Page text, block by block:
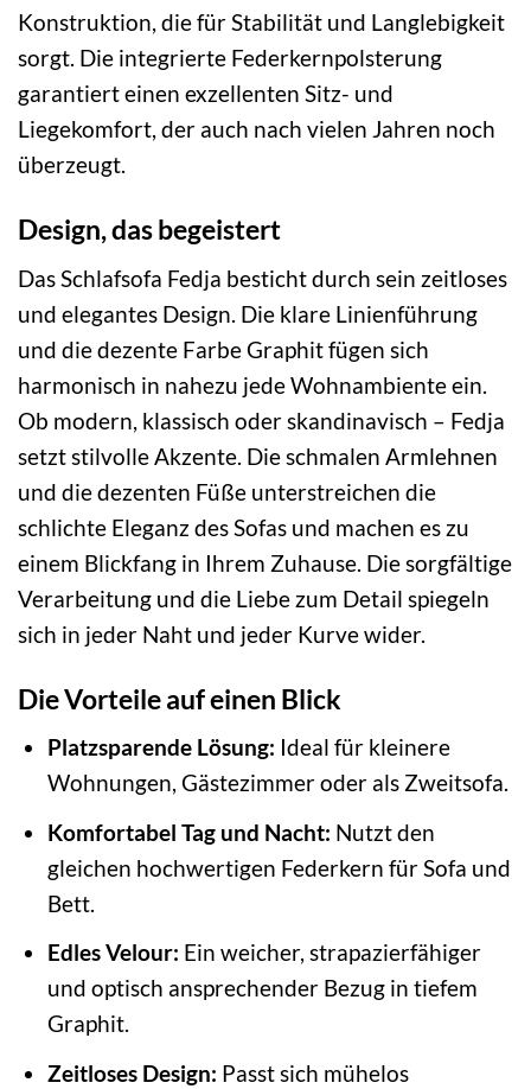
Konstruktion, die für Stabilität und Langlebigkeit
sorgt. Die integrierte Federkernpolsterung
garantiert einen exzellenten Sitz- und
Liegekomfort, der auch nach vielen Jahren noch
überzeugt.
Design, das begeistert
Das Schlafsofa Fedja besticht durch sein zeitloses
und elegantes Design. Die klare Linienführung
und die dezente Farbe Graphit fügen sich
harmonisch in nahezu jede Wohnambiente ein.
Ob modern, klassisch oder skandinavisch – Fedja
setzt stilvolle Akzente. Die schmalen Armlehnen
und die dezenten Füße unterstreichen die
schlichte Eleganz des Sofas und machen es zu
einem Blickfang in Ihrem Zuhause. Die sorgfältige
Verarbeitung und die Liebe zum Detail spiegeln
sich in jeder Naht und jeder Kurve wider.
Die Vorteile auf einen Blick
Platzsparende Lösung: Ideal für kleinere
Wohnungen, Gästezimmer oder als Zweitsofa.
Komfortabel Tag und Nacht: Nutzt den
gleichen hochwertigen Federkern für Sofa und
Bett.
Edles Velour: Ein weicher, strapazierfähiger
und optisch ansprechender Bezug in tiefem
Graphit.
Zeitloses Design: Passt sich mühelos